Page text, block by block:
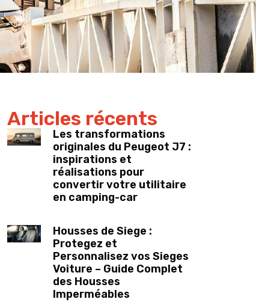
Articles récents
Les transformations
originales du Peugeot J7 :
inspirations et
réalisations pour
convertir votre utilitaire
en camping-car
Housses de Siege :
Protegez et
Personnalisez vos Sieges
Voiture – Guide Complet
des Housses
Imperméables